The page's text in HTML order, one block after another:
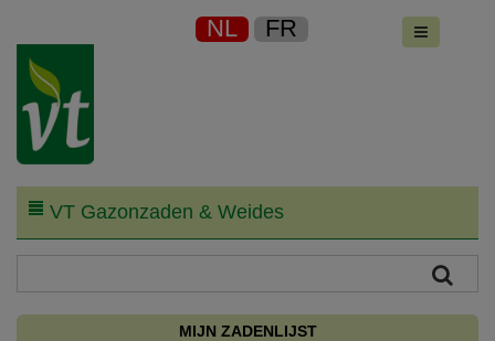
NL FR
VT Gazonzaden & Weides
MIJN ZADENLIJST